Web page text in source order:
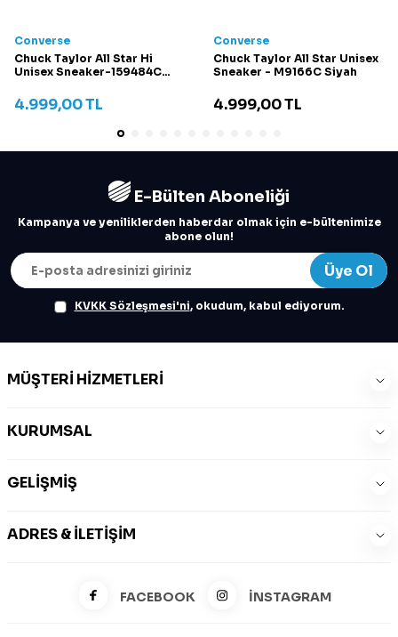
Converse
Chuck Taylor All Star Hi
Unisex Sneaker-159484C
4.999,00TL
Converse
Chuck Taylor All Star Unisex
Sneaker - M9166C Siyah
4.999,00TL
E-Bülten Aboneliği
Kampanya ve yeniliklerden haberdar olmak için e-bültenimize
abone olun!
Üye Ol
KVKK Sözleşmesi'ni, okudum, kabul ediyorum.
MÜŞTERI HIZMETLERI
KURUMSAL
GELIŞMIŞ
ADRES & İLETIŞIM
FACEBOOK İNSTAGRAM